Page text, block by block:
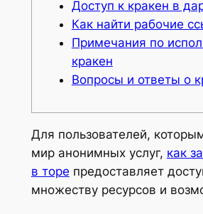
Доступ к кракен в
Как найти рабочие
Примечания по
кракен
Вопросы и ответы о
Для пользователей,
мир анонимных услуг, как
в торе предоставляет
множеству ресурсов и